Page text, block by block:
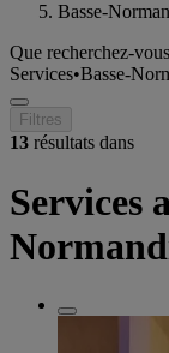
Basse-
Que recherchez-
Services•Basse-
Filtres
13 résultats dans
Services